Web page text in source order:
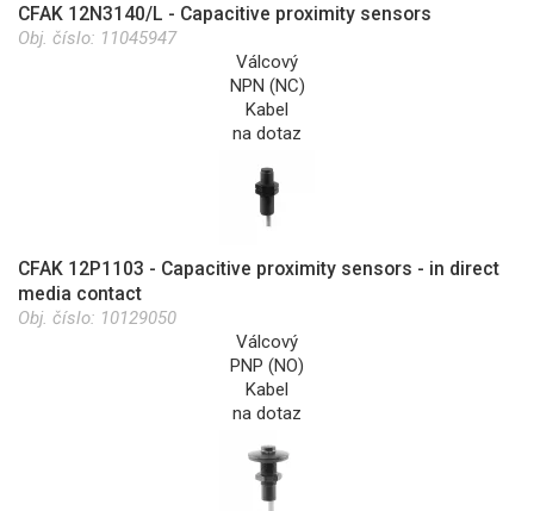
CFAK 12N3140/L - Capacitive proximity sensors
Obj. číslo: 11045947
Válcový
NPN (NC)
Kabel
na dotaz
CFAK 12P1103 - Capacitive proximity sensors - in direct
media contact
Obj. číslo: 10129050
Válcový
PNP (NO)
Kabel
na dotaz